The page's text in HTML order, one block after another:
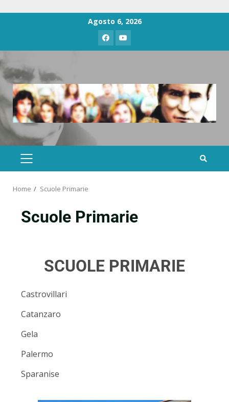
Agosto 6, 2026
Home Scuole Primarie
Scuole Primarie
SCUOLE PRIMARIE
Castrovillari
Catanzaro
Gela
Palermo
Sparanise